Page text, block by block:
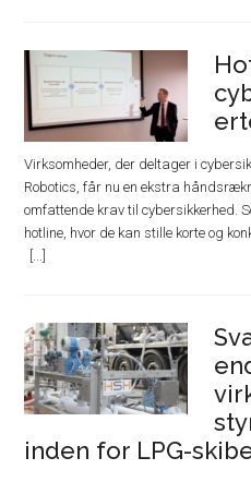
Virksomheder, der deltager i
Robotics, får nu en ekstra
omfattende krav til cybersikkerhed.
hotline, hvor de kan stille korte og
inden for LPG-